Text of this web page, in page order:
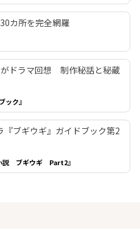
カ所を完全網羅
がドラマ回想 制作秘話と秘蔵
ック』
ブギウギ』ガイドブック第2
説 ブギウギ Part2』